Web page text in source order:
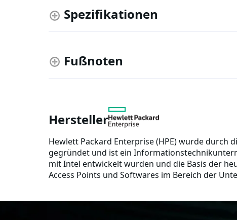
Spezifikationen
Fußnoten
Hersteller
Hewlett Packard Enterprise (HPE) wurde durch
gegründet und ist ein
mit Intel entwickelt wurden und die Basis der
Access Points und Softwares im Bereich der